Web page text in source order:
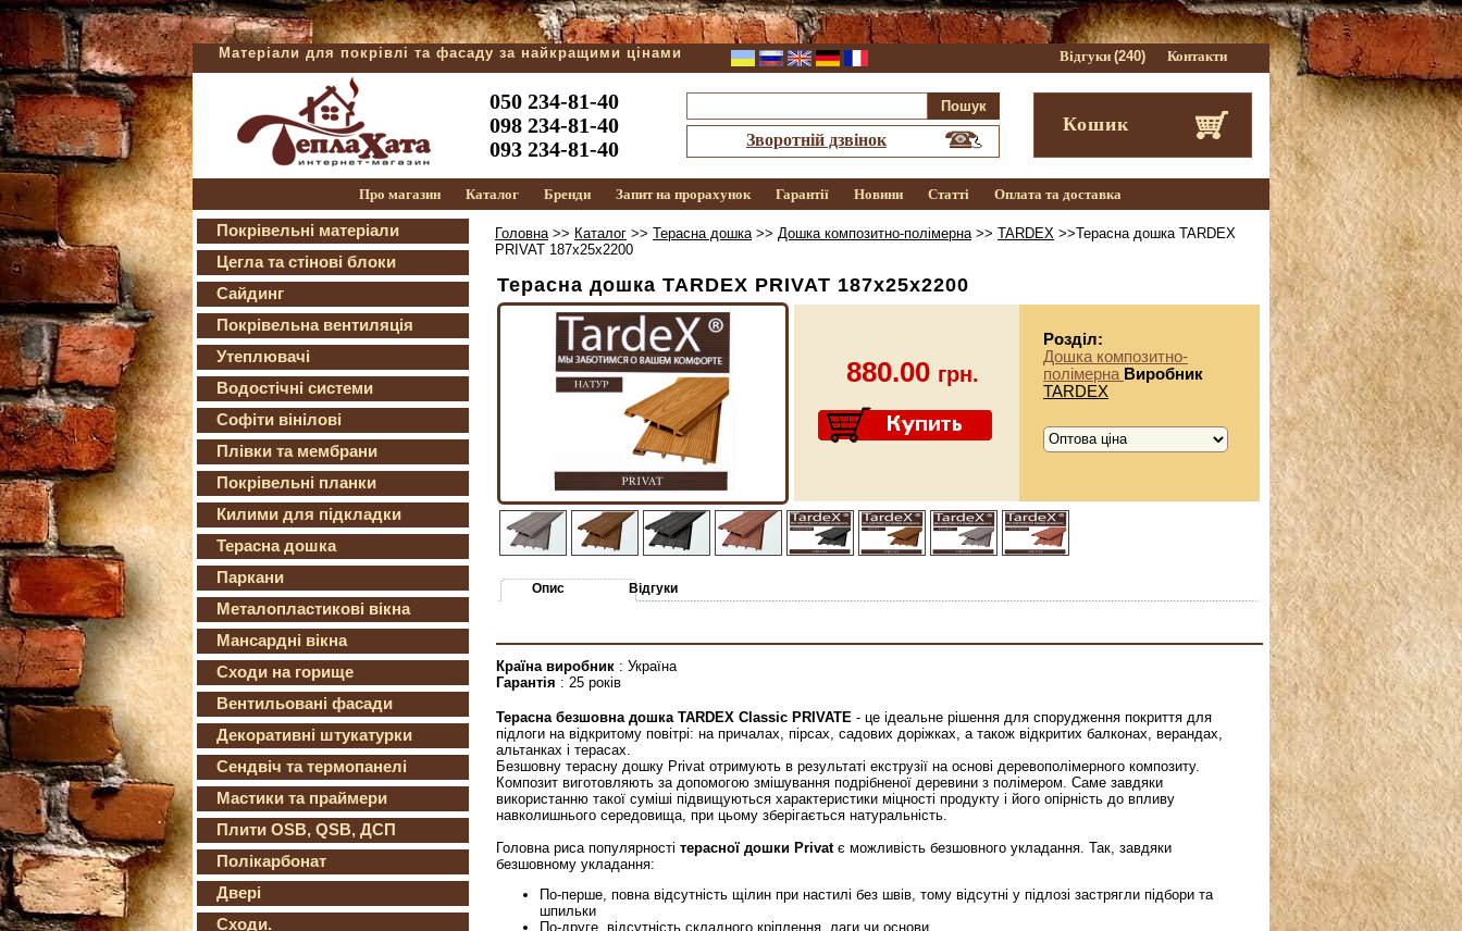
Матеріали для покрівлі та фасаду за найкращими цінами Відгуки (240) Контакти
050 234-81-40
098 234-81-40
093 234-81-40
Зворотній дзвінок
Кошик
Про магазин Каталог Бренди Запит на прорахунок Гарантії Новини Статті Оплата та доставка
Покрівельні матеріали
Цегла та стінові блоки
Сайдинг
Покрівельна вентиляція
Утеплювачі
Водостічні системи
Софіти вінілові
Плівки та мембрани
Покрівельні планки
Килими для підкладки
Терасна дошка
Паркани
Металопластикові вікна
Мансардні вікна
Сходи на горище
Вентильовані фасади
Декоративні штукатурки
Сендвіч та термопанелі
Мастики та праймери
Плити OSB, QSB, ДСП
Полікарбонат
Двері
Сходи.
Головна>> Каталог >> Терасна дошка>> Дошка композитно-полімерна>> TARDEX >>Терасна дошка TARDEX
PRIVAT 187х25х2200
Терасна дошка TARDEX PRIVAT 187х25х2200
880.00 грн.
Розділ:
Дошка композитно-
полімерна Виробник
TARDEX
Опис Відгуки
Країна виробник : Україна
Гарантія : 25 років
Терасна безшовна дошка TARDEX Classic PRIVATE - це ідеальне рішення для спорудження покриття для
підлоги на відкритому повітрі: на причалах, пірсах, садових доріжках, а також відкритих балконах, верандах,
альтанках і терасах.
Безшовну терасну дошку Privat отримують в результаті екструзії на основі деревополімерного композиту.
Композит виготовляють за допомогою змішування подрібненої деревини з полімером. Саме завдяки
використанню такої суміші підвищуються характеристики міцності продукту і його опірність до впливу
навколишнього середовища, при цьому зберігається натуральність.
Головна риса популярності терасної дошки Privatє можливість безшовного укладання. Так, завдяки
безшовному укладання:
По-перше, повна відсутність щілин при настилі без швів, тому відсутні у підлозі застрягли підбори та
шпильки
По-друге, відсутність складного кріплення, лаги чи основи.